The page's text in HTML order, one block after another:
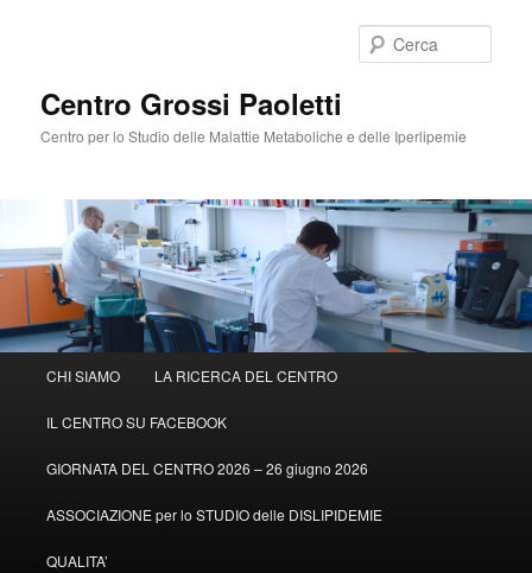
Centro Grossi Paoletti
Centro per lo Studio delle Malattie Metaboliche e delle Iperlipemie
principale
Vai
al
contenuto
CHI SIAMO LA RICERCA DEL CENTRO
IL CENTRO SU FACEBOOK
GIORNATA DEL CENTRO 2026 – 26 giugno 2026
ASSOCIAZIONE per lo STUDIO delle DISLIPIDEMIE
QUALITA’